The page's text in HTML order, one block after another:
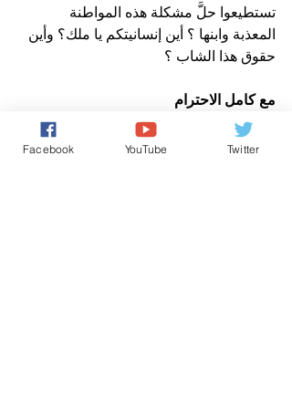
تستطيعوا حلَّ مشكلة هذه المواطنة
المعذبة وابنها ؟ أين إنسانيتكم يا ملك؟ وأين
حقوق هذا الشاب ؟
مع كامل الاحترام
عن مدير نشر صوت المغرب نيوز
Facebook YouTube Twitter